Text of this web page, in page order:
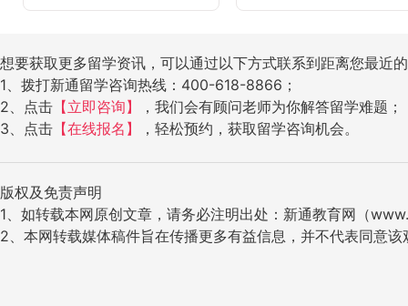
想要获取更多留学资讯，可以通过以下方式联系到距离您最近
1、拨打新通留学咨询热线：400-618-8866；
2、点击 【立即咨询】
，我们会有顾问老师为你解答留学难题；
3、点击 【在线报名】 ，轻松预约，获取留学咨询机会。
版权及免责声明
1、如转载本网原创文章，请务必注明出处：新通教育网（
2、本网转载媒体稿件旨在传播更多有益信息，并不代表同意